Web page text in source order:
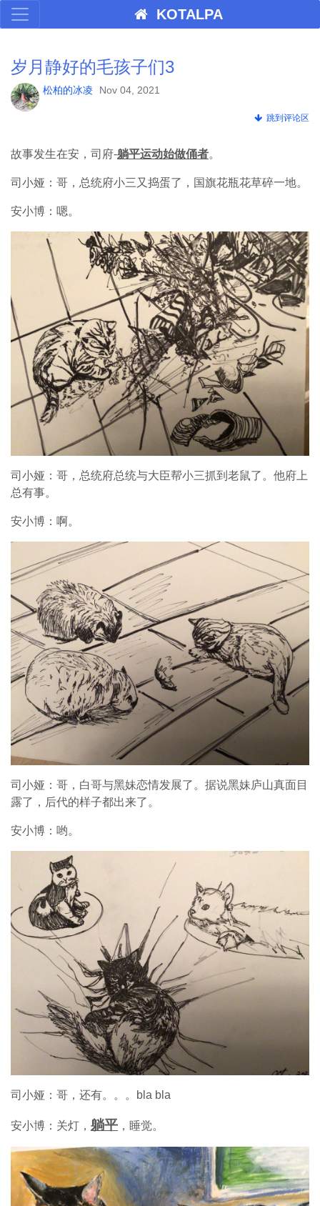
KOTALPA
岁月静好的毛孩子们3
松柏的冰凌 Nov 04, 2021
跳到评论区
故事发生在安，司府-躺平运动始做俑者。
司小娅：哥，总统府小三又捣蛋了，国旗花瓶花草碎一地。
安小博：嗯。
司小娅：哥，总统府总统与大臣帮小三抓到老鼠了。他府上
总有事。
安小博：啊。
司小娅：哥，白哥与黑妹恋情发展了。据说黑妹庐山真面目
露了，后代的样子都出来了。
安小博：哟。
司小娅：哥，还有。。。bla bla
安小博：关灯， 躺平 ，睡觉。